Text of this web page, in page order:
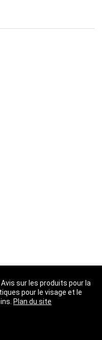
sur les produits pour la
pour le visage et le
Plan du site